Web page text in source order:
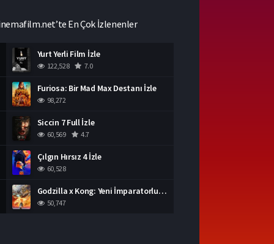
En Çok İzlenenler
Yurt Yerli Film İzle
122,528 7.0
Furiosa: Bir Mad Max Destanı İzle
98,272
Siccin 7 Full İzle
60,569 4.7
Çılgın Hırsız 4 İzle
60,528
Godzilla x Kong: Yeni İmparatorluk İzle
50,747